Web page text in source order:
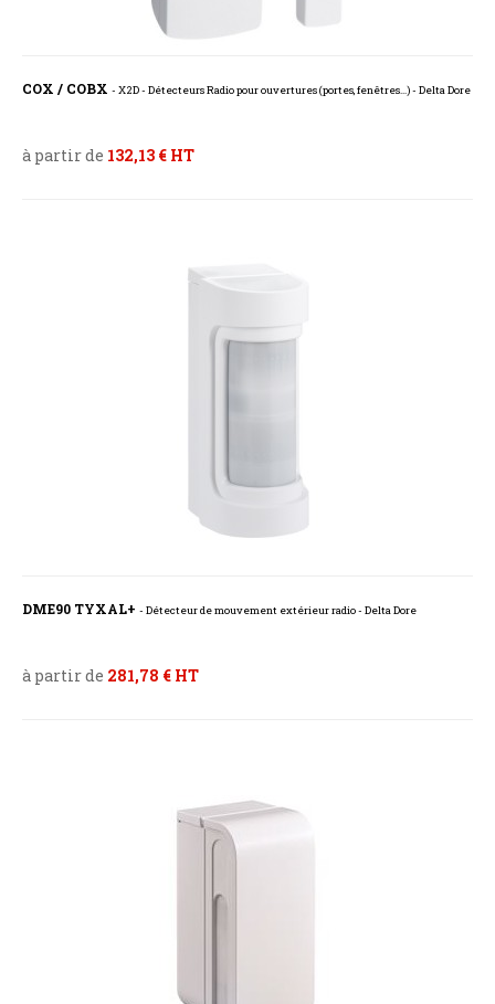
COX / COBX - X2D - Détecteurs Radio pour ouvertures (portes, fenêtres...) - Delta Dore
à partir de 132,13 € HT
DME90 TYXAL+ - Détecteur de mouvement extérieur radio - Delta Dore
à partir de 281,78 € HT